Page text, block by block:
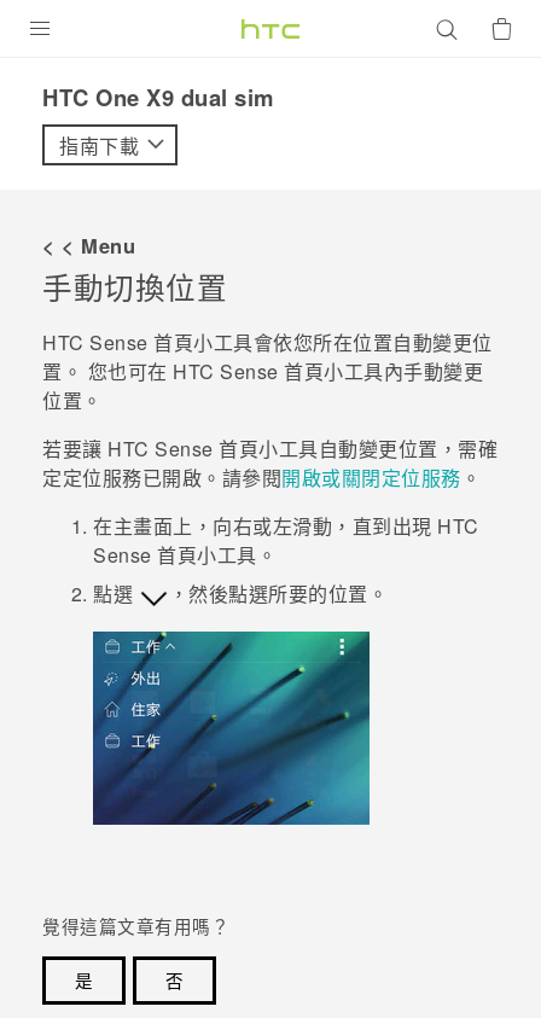
VIVE
配件
優惠專區
校園專案
企業採購
銷售通路
支援服務
VIVELAND
HTC One X9 dual sim‎
指南下載
< < Menu
手動切換位置
HTC Sense 首頁小工具會依您所在位置自動變更位
置。 您也可在 HTC Sense 首頁小工具內手動變更
位置。
若要讓 HTC Sense 首頁小工具自動變更位置，需確
定定位服務已開啟。請參閱開啟或關閉定位服務 。
在主畫面上，向右或左滑動，直到出現 HTC
Sense 首頁小工具。
點選
，然後點選所要的位置。
覺得這篇文章有用嗎？
是
否